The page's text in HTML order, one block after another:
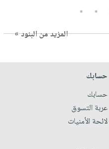
4
5
المزيد من البنود »
حسابك
حسابك
عربة التسوق
لائحة الأمنيات